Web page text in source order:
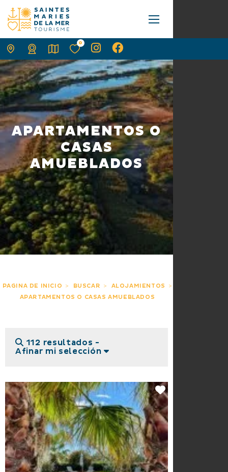
APARTAMENTOS O
CASAS
AMUEBLADOS
PAGINA DE INICIO BUSCAR
ALOJAMIENTOS
APARTAMENTOS O CASAS AMUEBLADOS
112 resultados -
Afinar mi selección
0